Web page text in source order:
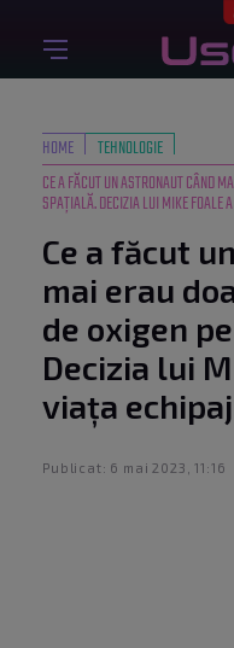
HOME
TEHNOLOGIE
CE A FĂCUT UN ASTRONAUT CÂND
SPAȚIALĂ. DECIZIA LUI MIKE FOALE
Ce a făcut
mai erau
de oxigen
Decizia lui
viața
Publicat: 6 mai 2023, 11:16